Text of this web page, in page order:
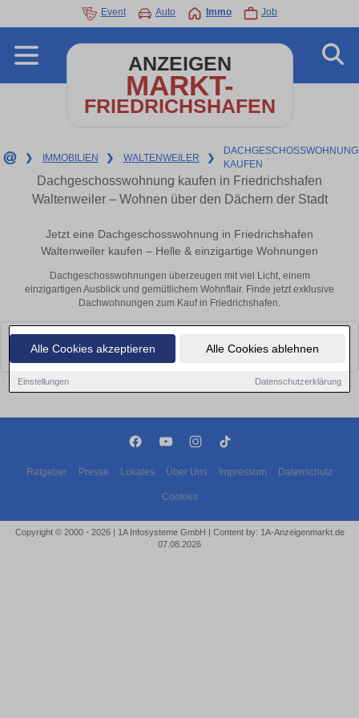
Alle Cookies akzeptieren Alle Cookies ablehnen
Einstellungen Datenschutzerklärung
Event Auto Immo Job
ANZEIGEN
MARKT-
FRIEDRICHSHAFEN
❯ IMMOBILIEN ❯ WALTENWEILER ❯
KAUFEN
Dachgeschosswohnung kaufen in Friedrichshafen
Waltenweiler – Wohnen über den Dächern der Stadt
Jetzt eine Dachgeschosswohnung in Friedrichshafen
Waltenweiler kaufen – Helle & einzigartige Wohnungen
Dachgeschosswohnungen überzeugen mit viel Licht, einem
einzigartigen Ausblick und gemütlichem Wohnflair. Finde jetzt exklusive
Dachwohnungen zum Kauf in Friedrichshafen.
Leider konnten wir derzeit keine passenden Objekte finden. Schauen Sie
bald wieder vorbei!
Ratgeber Presse Lokales Über Uns Impressum Datenschutz
Cookies
Copyright © 2000 - 2026 | 1A Infosysteme GmbH | Content by: 1A-Anzeigenmarkt.de
07.08.2026